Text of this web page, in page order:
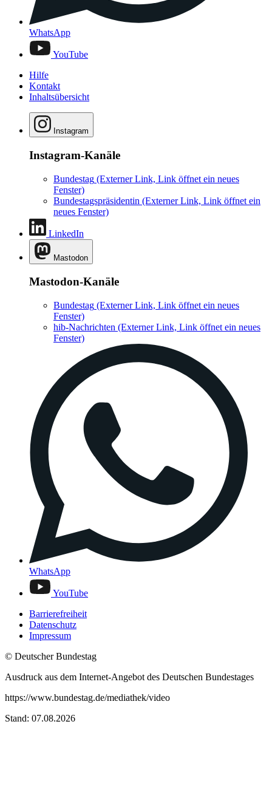
WhatsApp
YouTube
Hilfe
Kontakt
Inhaltsübersicht
Instagram
Instagram-Kanäle
Bundestag (Externer Link, Link öffnet ein neues
Fenster)
Bundestagspräsidentin (Externer Link, Link öffnet ein
neues Fenster)
LinkedIn
Mastodon
Mastodon-Kanäle
Bundestag (Externer Link, Link öffnet ein neues
Fenster)
hib-Nachrichten (Externer Link, Link öffnet ein neues
Fenster)
WhatsApp
YouTube
Barrierefreiheit
Datenschutz
Impressum
© Deutscher Bundestag
Ausdruck aus dem Internet-Angebot des Deutschen Bundestages
https://www.bundestag.de/mediathek/video
Stand: 07.08.2026